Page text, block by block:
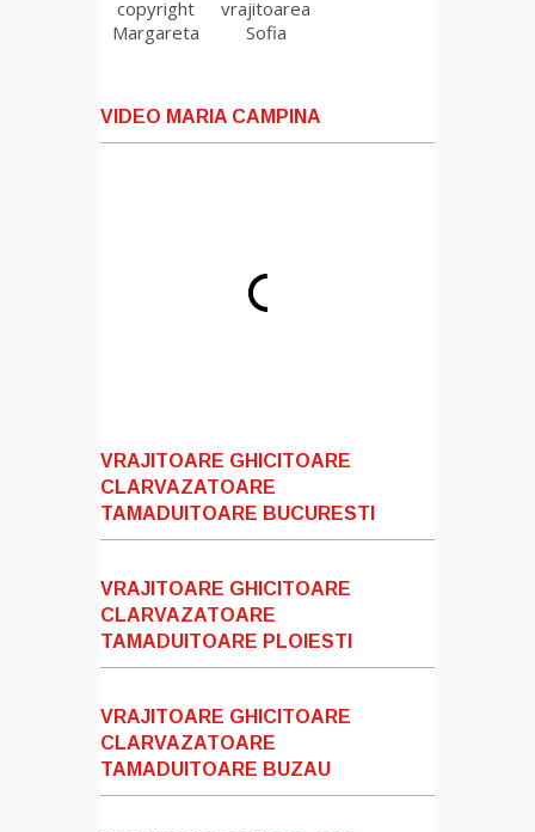
copyright
Margareta
vrajitoarea
Sofia
VIDEO MARIA CAMPINA
VRAJITOARE GHICITOARE
CLARVAZATOARE
TAMADUITOARE BUCURESTI
VRAJITOARE GHICITOARE
CLARVAZATOARE
TAMADUITOARE PLOIESTI
VRAJITOARE GHICITOARE
CLARVAZATOARE
TAMADUITOARE BUZAU